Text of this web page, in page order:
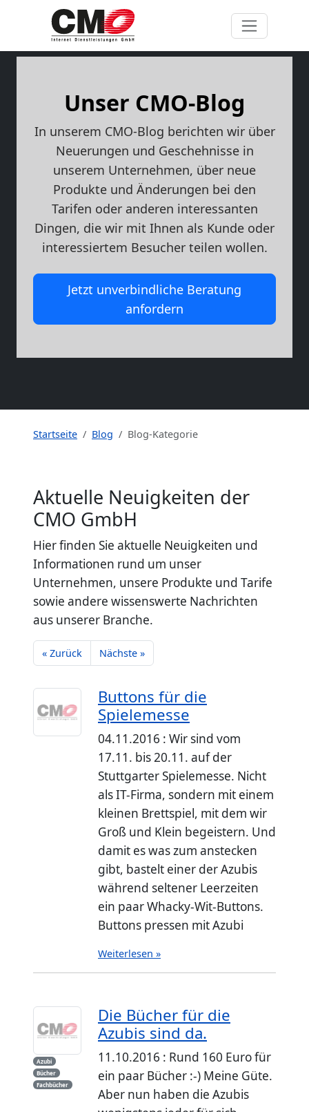
Unser CMO-Blog
In unserem CMO-Blog berichten wir über
Neuerungen und Geschehnisse in
unserem Unternehmen, über neue
Produkte und Änderungen bei den
Tarifen oder anderen interessanten
Dingen, die wir mit Ihnen als Kunde oder
interessiertem Besucher teilen wollen.
Jetzt unverbindliche Beratung
anfordern
Startseite Blog Blog-Kategorie
Aktuelle Neuigkeiten der
CMO GmbH
Hier finden Sie aktuelle Neuigkeiten und
Informationen rund um unser
Unternehmen, unsere Produkte und Tarife
sowie andere wissenswerte Nachrichten
aus unserer Branche.
« Zurück Nächste »
Buttons für die
Spielemesse
04.11.2016 : Wir sind vom
17.11. bis 20.11. auf der
Stuttgarter Spielemesse. Nicht
als IT-Firma, sondern mit einem
kleinen Brettspiel, mit dem wir
Groß und Klein begeistern. Und
damit es was zum anstecken
gibt, bastelt einer der Azubis
während seltener Leerzeiten
ein paar Whacky-Wit-Buttons.
Buttons pressen mit Azubi
Weiterlesen »
Azubi
Bücher
Fachbücher
Die Bücher für die
Azubis sind da.
11.10.2016 : Rund 160 Euro für
ein paar Bücher :-) Meine Güte.
Aber nun haben die Azubis